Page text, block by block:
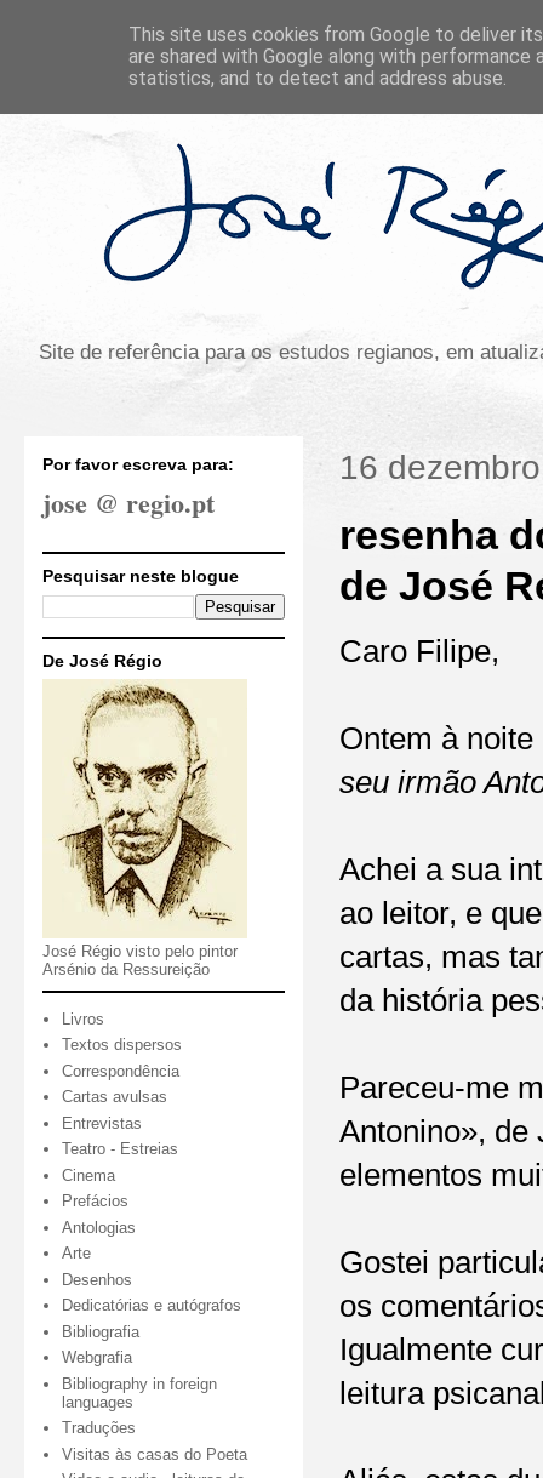
Site de referência para os estudos regianos, em
16
resenha
de José
Caro Filipe,
Ontem à
seu irmão
Achei a sua
ao leitor, e
cartas, mas
da história
Pareceu-me
Antonino», de
elementos
Gostei
os
Igualmente
leitura
Por favor escreva para:
jose @ regio.pt
Pesquisar neste blogue
De José Régio
José Régio visto pelo pintor
Arsénio da Ressureição
Livros
Textos dispersos
Correspondência
Cartas avulsas
Entrevistas
Teatro - Estreias
Cinema
Prefácios
Antologias
Arte
Desenhos
Dedicatórias e autógrafos
Bibliografia
Webgrafia
Bibliography in foreign
languages
Traduções
Visitas às casas do Poeta
This site uses cookies from Google to deliver
are shared with Google along with
statistics, and to detect and address abuse.